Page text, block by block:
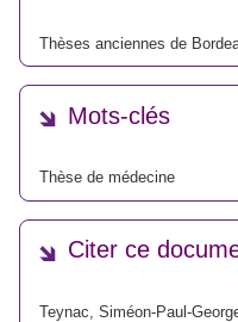
Thèses anciennes de
Mots-clés
Thèse de médecine
Citer ce
Teynac, Siméon-Paul-